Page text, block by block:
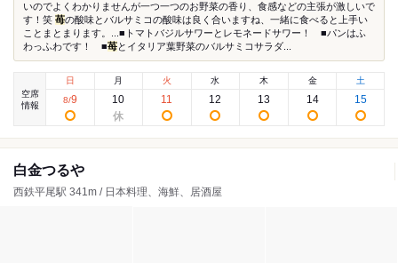
いのでよくわかりませんが一つ一つのお野菜の香り、食感などの主張が激しいで
す！笑 苺の酸味とバルサミコの酸味は良く合いますね、一緒に食べると上手い
ことまとまります。...■トマトバジルサワーとレモネードサワー！ ■パンはふ
わっふわです！ ■苺とイタリア葉野菜のバルサミコサラダ...
空席
情報
日
8/9
月
10
火
11
水
12
木
13
金
14
土
15
白金つるや
西鉄平尾駅 341m / 日本料理、海鮮、居酒屋